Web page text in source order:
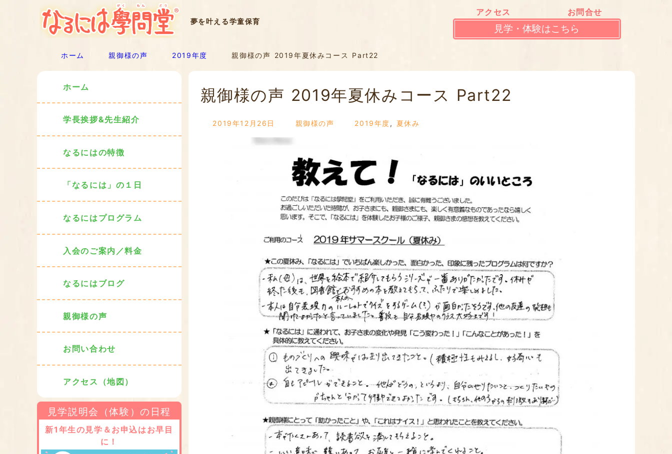
夢を叶える学童保育
アクセス お問合せ
見学・体験はこちら
ホーム 親御様の声 2019年度 親御様の声 2019年夏休みコース Part22
親御様の声 2019年夏休みコース Part22
2019年12月26日 親御様の声 2019年度, 夏休み
ホーム
学長挨拶&先生紹介
なるにはの特徴
「なるには」の１日
なるにはプログラム
入会のご案内／料金
なるにはブログ
親御様の声
お問い合わせ
アクセス（地図）
見学説明会（体験）の日程
新1年生の見学＆お申込はお早目
に！